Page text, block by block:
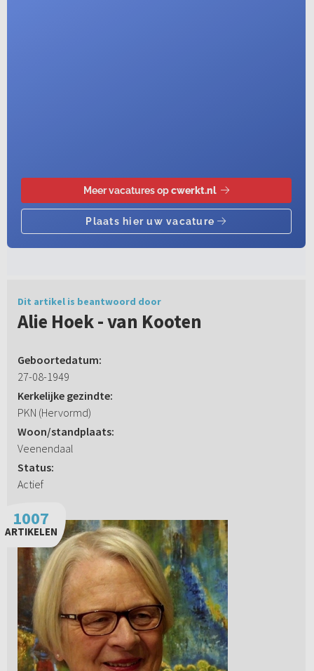
Dit artikel is beantwoord door
Alie Hoek - van Kooten
Geboortedatum:
27-08-1949
Kerkelijke gezindte:
PKN (Hervormd)
Woon/standplaats:
Veenendaal
Status:
Actief
1007
ARTIKELEN